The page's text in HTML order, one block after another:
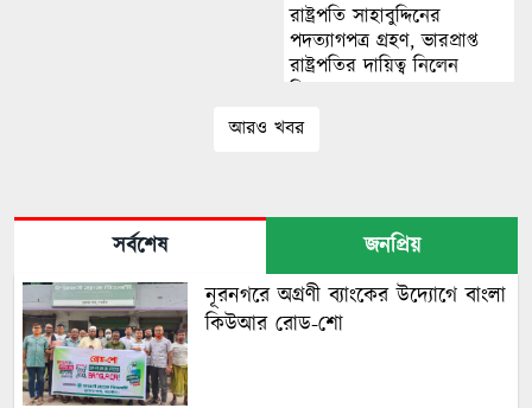
রাষ্ট্রপতি সাহাবুদ্দিনের
পদত্যাগপত্র গ্রহণ, ভারপ্রাপ্ত
রাষ্ট্রপতির দায়িত্ব নিলেন
স্পিকার
আরও খবর
সর্বশেষ
জনপ্রিয়
নূরনগরে অগ্রণী ব্যাংকের উদ্যোগে বাংলা
কিউআর রোড-শো